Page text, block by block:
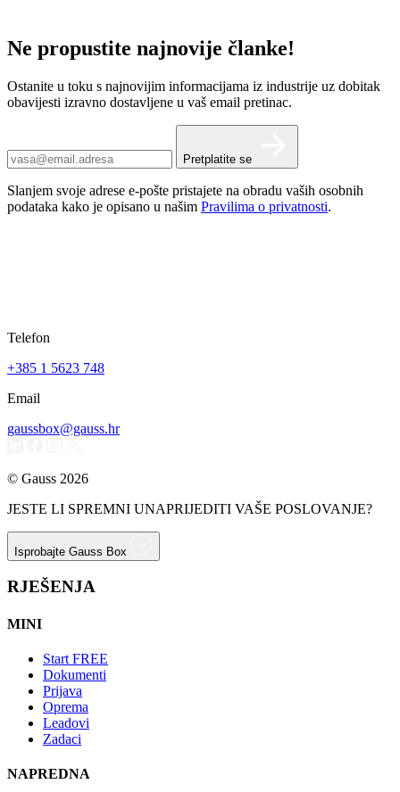
Ne propustite najnovije članke!
Ostanite u toku s najnovijim informacijama iz industrije uz dobitak
obavijesti izravno dostavljene u vaš email pretinac.
Pretplatite se
Slanjem svoje adrese e-pošte pristajete na obradu vaših osobnih
podataka kako je opisano u našim Pravilima o privatnosti.
Telefon
+385 1 5623 748
Email
gaussbox@gauss.hr
© Gauss 2026
JESTE LI SPREMNI UNAPRIJEDITI VAŠE POSLOVANJE?
Isprobajte Gauss Box
RJEŠENJA
MINI
Start FREE
Dokumenti
Prijava
Oprema
Leadovi
Zadaci
NAPREDNA